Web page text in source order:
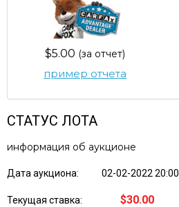
$5.00 (за отчет)
пример отчета
СТАТУС ЛОТА
информация об аукционе
Дата аукциона: 02-02-2022 20:00
Текущая ставка: $30.00